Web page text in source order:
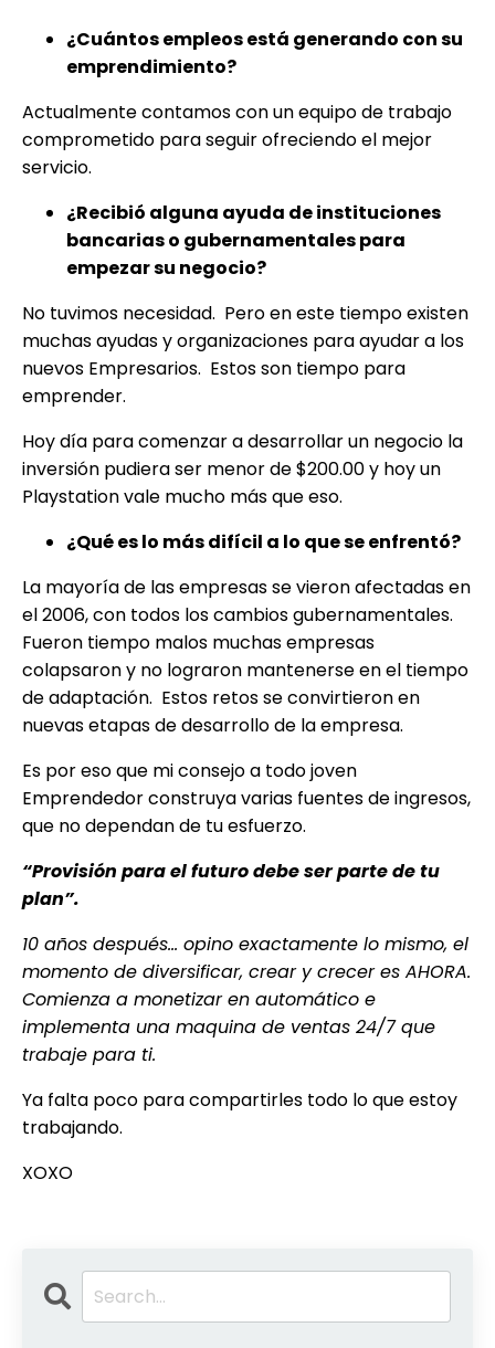
¿Cuántos empleos está generando con su
emprendimiento?
Actualmente contamos con un equipo de trabajo
comprometido para seguir ofreciendo el mejor
servicio.
¿Recibió alguna ayuda de instituciones
bancarias o gubernamentales para
empezar su negocio?
No tuvimos necesidad. Pero en este tiempo existen
muchas ayudas y organizaciones para ayudar a los
nuevos Empresarios. Estos son tiempo para
emprender.
Hoy día para comenzar a desarrollar un negocio la
inversión pudiera ser menor de $200.00 y hoy un
Playstation vale mucho más que eso.
¿Qué es lo más difícil a lo que se enfrentó?
La mayoría de las empresas se vieron afectadas en
el 2006, con todos los cambios gubernamentales.
Fueron tiempo malos muchas empresas
colapsaron y no lograron mantenerse en el tiempo
de adaptación. Estos retos se convirtieron en
nuevas etapas de desarrollo de la empresa.
Es por eso que mi consejo a todo joven
Emprendedor construya varias fuentes de ingresos,
que no dependan de tu esfuerzo.
“Provisión para el futuro debe ser parte de tu
plan”.
10 años después... opino exactamente lo mismo, el
momento de diversificar, crear y crecer es AHORA.
Comienza a monetizar en automático e
implementa una maquina de ventas 24/7 que
trabaje para ti.
Ya falta poco para compartirles todo lo que estoy
trabajando.
XOXO